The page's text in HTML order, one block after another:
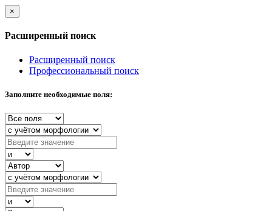
×
Расширенный поиск
Расширенный поиск
Профессиональный поиск
Заполните необходимые поля: